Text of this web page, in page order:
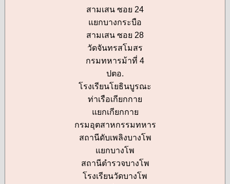
สามเสน ซอย 24
แยกบางกระบือ
สามเสน ซอย 28
วัดจันทรสโมสร
กรมทหารม้าที่ 4
ปตอ.
โรงเรียนโยธินบูรณะ
ท่าเรือเกียกกาย
แยกเกียกกาย
กรมอุตสาหกรรมทหาร
สถานีดับเพลิงบางโพ
แยกบางโพ
สถานีตำรวจบางโพ
โรงเรียนวัดบางโพ